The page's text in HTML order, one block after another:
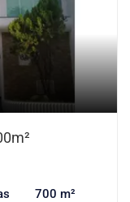
700 m²